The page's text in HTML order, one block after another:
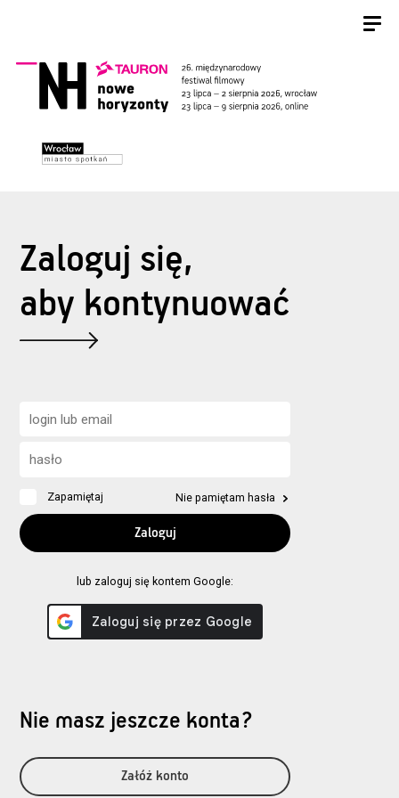
Zaloguj się,
aby kontynuować
Zapamiętaj Nie pamiętam hasła
lub zaloguj się kontem Google:
Nie masz jeszcze konta?
Załóż konto